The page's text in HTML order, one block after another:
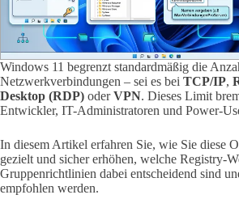
Windows 11 begrenzt standardmäßig die
Netzwerkverbindungen – sei es bei TCP/IP,
Desktop (RDP) oderVPN. Dieses Limit
Entwickler, IT-Administratoren und Power-
In diesem Artikel erfahren Sie, wie Sie diese
gezielt und sicher erhöhen, welche Registry-
Gruppenrichtlinien dabei entscheidend sind
empfohlen werden.